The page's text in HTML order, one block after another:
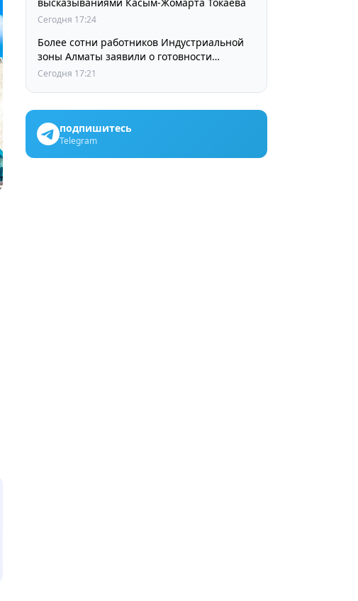
Сегодня 17:24
Более сотни работников Индустриальной
зоны Алматы заявили о готовности
принять участие в выборах членов
Сегодня 17:21
подпишитесь
Telegram